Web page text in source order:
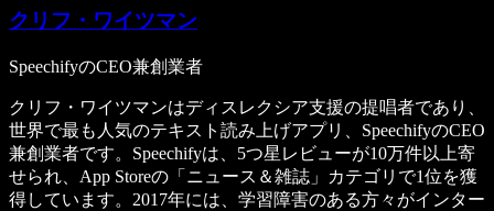
クリフ・ワイツマン
SpeechifyのCEO兼創業者
クリフ・ワイツマンはディスレクシア支援の提唱者であり、
世界で最も人気のテキスト読み上げアプリ、SpeechifyのCEO
兼創業者です。Speechifyは、5つ星レビューが10万件以上寄
せられ、App Storeの「ニュース＆雑誌」カテゴリで1位を獲
得しています。2017年には、学習障害のある方々がインター